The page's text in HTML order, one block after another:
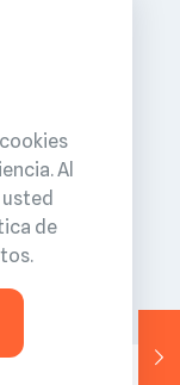
Al
de
.